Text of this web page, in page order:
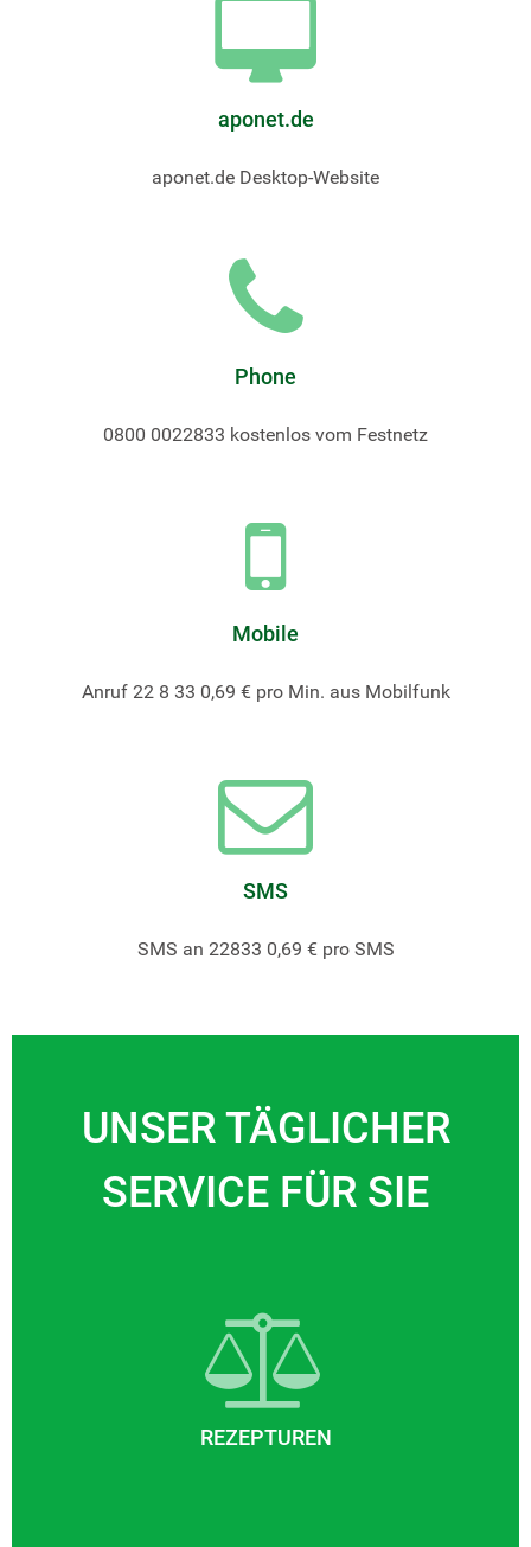
aponet.de
aponet.de Desktop-Website
Phone
0800 0022833 kostenlos vom Festnetz
Mobile
Anruf 22 8 33 0,69 € pro Min. aus Mobilfunk
SMS
SMS an 22833 0,69 € pro SMS
UNSER TÄGLICHER
SERVICE FÜR SIE
REZEPTUREN